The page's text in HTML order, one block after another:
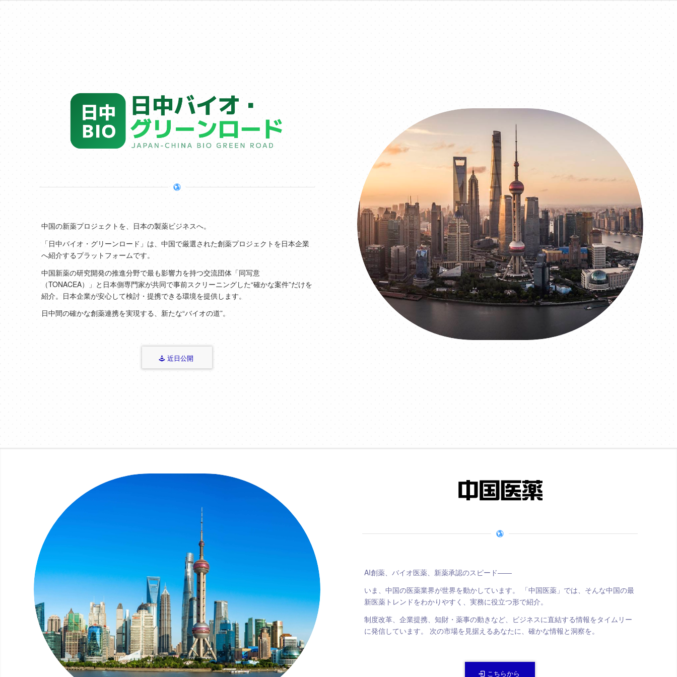
中国の新薬プロジェクトを、日本の製薬ビジネスへ。
「日中バイオ・グリーンロード」は、中国で厳選された創薬プロジェクトを日本企業
へ紹介するプラットフォームです。
中国新薬の研究開発の推進分野で最も影響力を持つ交流団体「同写意
（TONACEA）」と日本側専門家が共同で事前スクリーニングした“確かな案件”だけを
紹介。日本企業が安心して検討・提携できる環境を提供します。
日中間の確かな創薬連携を実現する、新たな“バイオの道”。
近日公開
AI創薬、バイオ医薬、新薬承認のスピード——
いま、中国の医薬業界が世界を動かしています。 「中国医薬」では、そんな中国の最
新医薬トレンドをわかりやすく、実務に役立つ形で紹介。
制度改革、企業提携、知財・薬事の動きなど、ビジネスに直結する情報をタイムリー
に発信しています。 次の市場を見据えるあなたに、確かな情報と洞察を。
こちらから